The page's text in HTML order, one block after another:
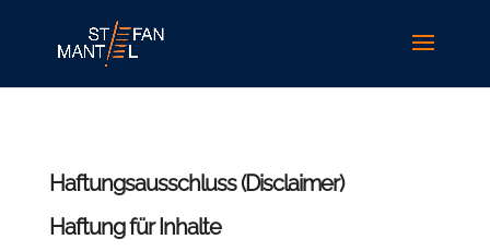
Haftungsausschluss (Disclaimer)
Haftung für Inhalte